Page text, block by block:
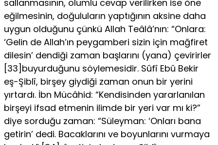
sallanmasının, olumlu cevap verilirken ise öne
eğilmesinin, doğuluların yaptığının aksine daha
uygun ol­duğunu çünkü Allah Teâlâ’nın: “Onlara:
‘Gelin de Allah’ın peygam­beri sizin için mağfiret
dilesin’ dendiği zaman başlarını (yana) çe­virirler
[33]buyurduğunu söylemesidir. Sûfî Ebû Bekir
eş-Şiblî, bir­şey giydiği zaman onun bir yerini
yırtardı. İbn Mücâhid: “Kendisin­den yararlanılan
birşeyi ifsad etmenin ilimde bir yeri var mı ki?”
diye sorduğu zaman: “Süleyman: ‘Onları bana
getirin’ dedi. Bacak­larını ve boyunlarını vurmaya